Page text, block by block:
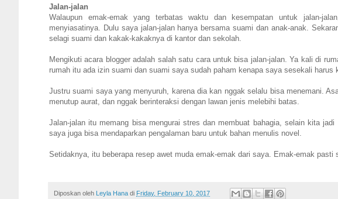
Jalan-jalan
Walaupun emak-emak yang terbatas waktu dan kesempatan untuk jalan-
menyiasatinya. Dulu saya jalan-jalan hanya bersama suami dan anak-anak.
selagi suami dan kakak-kakaknya di kantor dan sekolah.
Mengikuti acara blogger adalah salah satu cara untuk bisa jalan-jalan. Ya kali di
rumah itu ada izin suami dan suami saya sudah paham kenapa saya sesekali harus
Justru suami saya yang menyuruh, karena dia kan nggak selalu bisa menemani.
menutup aurat, dan nggak berinteraksi dengan lawan jenis melebihi batas.
Jalan-jalan itu memang bisa mengurai stres dan membuat bahagia, selain kita
saya juga bisa mendaparkan pengalaman baru untuk bahan menulis novel.
Setidaknya, itu beberapa resep awet muda emak-emak dari saya. Emak-emak pasti
Diposkan oleh Leyla Hana di Friday, February 10, 2017